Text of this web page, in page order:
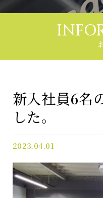
RECRUIT
新入社員6名
した。
2023.04.01